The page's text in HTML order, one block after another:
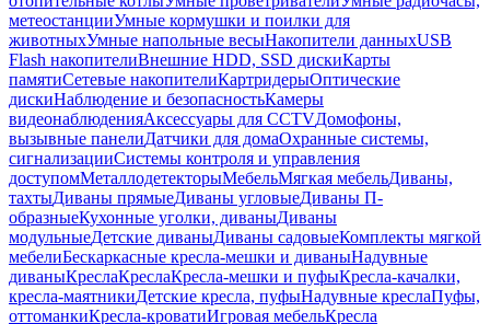
метеостанцииУмные кормушки и поилки для
животныхУмные напольные весыНакопители данныхUSB
Flash накопителиВнешние HDD, SSD дискиКарты
памятиСетевые накопителиКартридерыОптические
дискиНаблюдение и безопасностьКамеры
видеонаблюденияАксессуары для CCTVДомофоны,
вызывные панелиДатчики для домаОхранные системы,
сигнализацииСистемы контроля и управления
доступомМеталлодетекторыМебельМягкая мебельДиваны,
тахтыДиваны прямыеДиваны угловыеДиваны П-
образныеКухонные уголки, диваныДиваны
модульныеДетские диваныДиваны садовыеКомплекты мягкой
мебелиБескаркасные кресла-мешки и диваныНадувные
диваныКреслаКреслаКресла-мешки и пуфыКресла-качалки,
кресла-маятникиДетские кресла, пуфыНадувные креслаПуфы,
оттоманкиКресла-кроватиИгровая мебельКресла